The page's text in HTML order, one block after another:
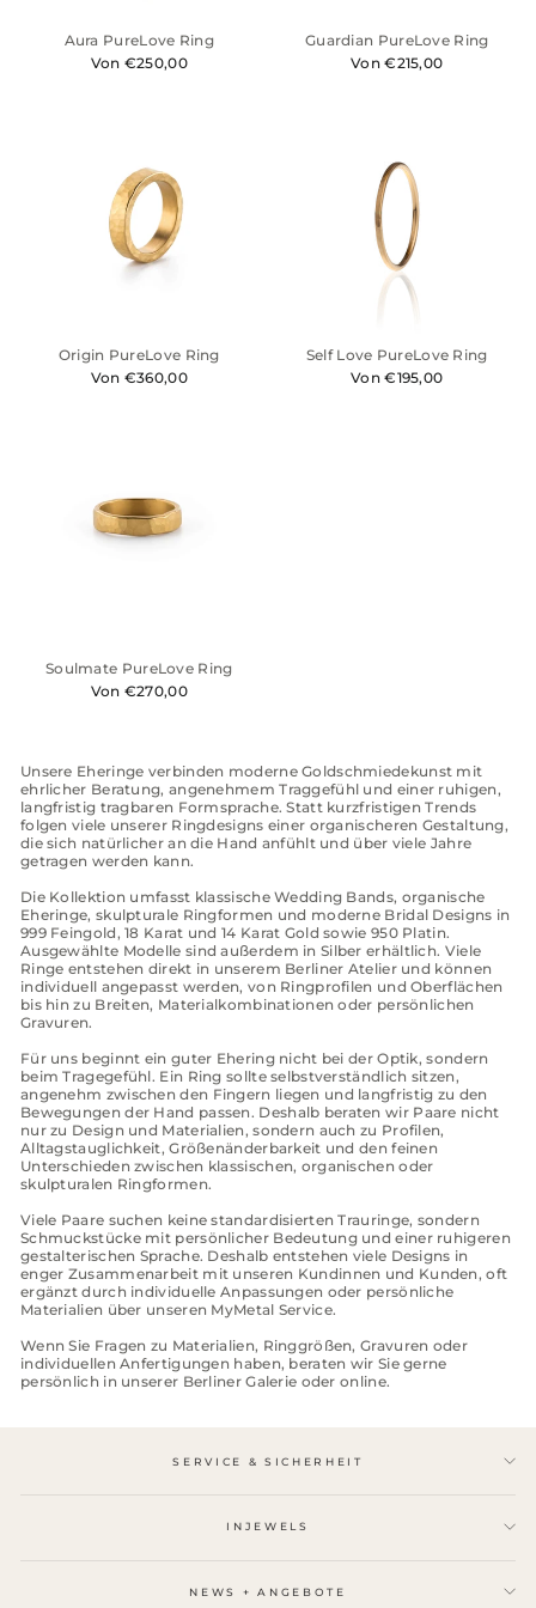
Aura PureLove Ring
Von €250,00
Guardian PureLove Ring
Von €215,00
Origin PureLove Ring
Von €360,00
Self Love PureLove Ring
Von €195,00
Soulmate PureLove Ring
Von €270,00
Unsere Eheringe verbinden moderne Goldschmiedekunst mit
ehrlicher Beratung, angenehmem Traggefühl und einer ruhigen,
langfristig tragbaren Formsprache. Statt kurzfristigen Trends
folgen viele unserer Ringdesigns einer organischeren Gestaltung,
die sich natürlicher an die Hand anfühlt und über viele Jahre
getragen werden kann.
Die Kollektion umfasst klassische Wedding Bands, organische
Eheringe, skulpturale Ringformen und moderne Bridal Designs in
999 Feingold, 18 Karat und 14 Karat Gold sowie 950 Platin.
Ausgewählte Modelle sind außerdem in Silber erhältlich. Viele
Ringe entstehen direkt in unserem Berliner Atelier und können
individuell angepasst werden, von Ringprofilen und Oberflächen
bis hin zu Breiten, Materialkombinationen oder persönlichen
Gravuren.
Für uns beginnt ein guter Ehering nicht bei der Optik, sondern
beim Tragegefühl. Ein Ring sollte selbstverständlich sitzen,
angenehm zwischen den Fingern liegen und langfristig zu den
Bewegungen der Hand passen. Deshalb beraten wir Paare nicht
nur zu Design und Materialien, sondern auch zu Profilen,
Alltagstauglichkeit, Größenänderbarkeit und den feinen
Unterschieden zwischen klassischen, organischen oder
skulpturalen Ringformen.
Viele Paare suchen keine standardisierten Trauringe, sondern
Schmuckstücke mit persönlicher Bedeutung und einer ruhigeren
gestalterischen Sprache. Deshalb entstehen viele Designs in
enger Zusammenarbeit mit unseren Kundinnen und Kunden, oft
ergänzt durch individuelle Anpassungen oder persönliche
Materialien über unseren MyMetal Service.
Wenn Sie Fragen zu Materialien, Ringgrößen, Gravuren oder
individuellen Anfertigungen haben, beraten wir Sie gerne
persönlich in unserer Berliner Galerie oder online.
SERVICE & SICHERHEIT
INJEWELS
NEWS + ANGEBOTE